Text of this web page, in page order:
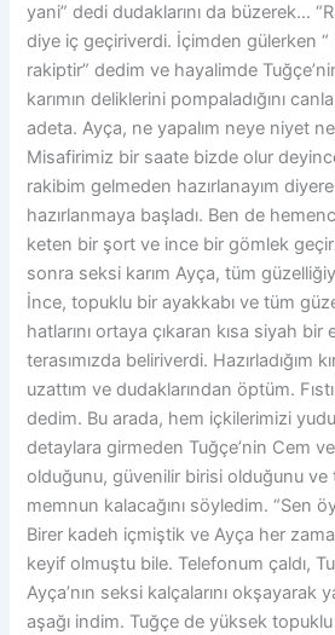
yani” dedi dudaklarını da büzerek…
diye iç geçiriverdi. İçimden gülerken
rakiptir” dedim ve hayalimde
karımın deliklerini pompaladığını
adeta. Ayça, ne yapalım neye niyet
Misafirimiz bir saate bizde olur
rakibim gelmeden hazırlanayım
hazırlanmaya başladı. Ben de
keten bir şort ve ince bir gömlek
sonra seksi karım Ayça, tüm
İnce, topuklu bir ayakkabı ve tüm
hatlarını ortaya çıkaran kısa siyah
terasımızda beliriverdi. Hazırladığım
uzattım ve dudaklarından öptüm.
dedim. Bu arada, hem içkilerimizi
detaylara girmeden Tuğçe’nin Cem ve
olduğunu, güvenilir birisi olduğunu ve
memnun kalacağını söyledim. “Sen
Birer kadeh içmiştik ve Ayça her
keyif olmuştu bile. Telefonum çaldı,
Ayça’nın seksi kalçalarını okşayarak
aşağı indim. Tuğçe de yüksek